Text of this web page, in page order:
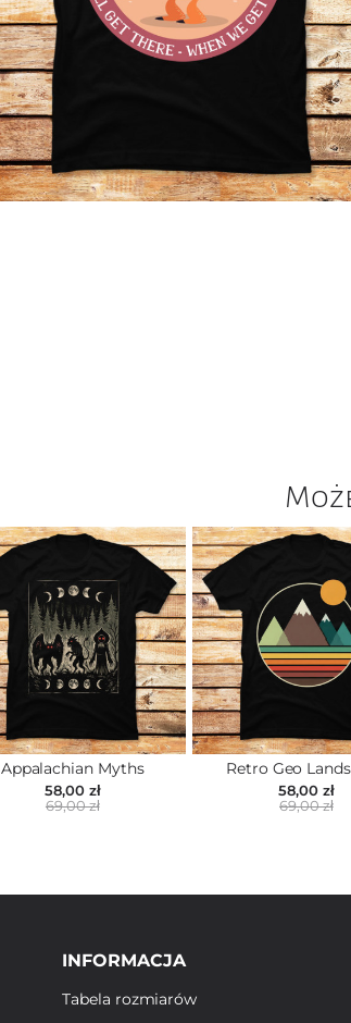
Appalachian Myths
58,00 zł
69,00 zł
Retro Geo
58,00 zł
69,00 zł
INFORMACJA
Tabela rozmiarów